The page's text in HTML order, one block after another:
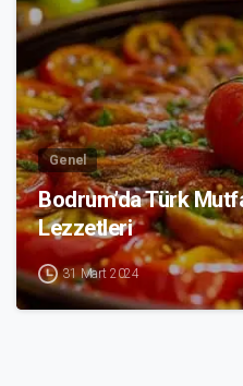
Genel
Bodrum’da Türk
Lezzetleri
31 Mart 2024